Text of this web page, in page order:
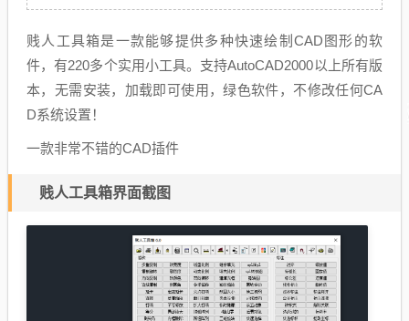
贱人工具箱是一款能够提供多种快速绘制CAD图形的软
件，有220多个实用小工具。支持AutoCAD2000以上所有版
本，无需安装，加载即可使用，绿色软件，不修改任何CA
D系统设置！
一款非常不错的CAD插件
贱人工具箱界面截图